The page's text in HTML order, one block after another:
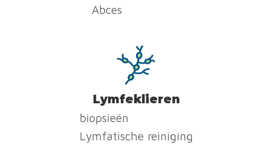
Abces
Lymfeklieren
biopsieën
Lymfatische reiniging